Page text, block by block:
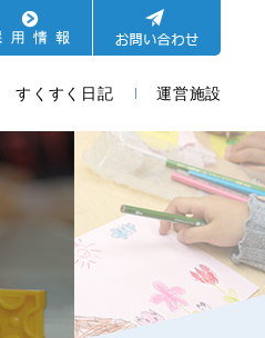
すくすく日記 運営施設